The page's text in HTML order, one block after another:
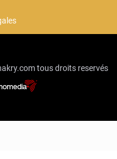
tous droits reservés